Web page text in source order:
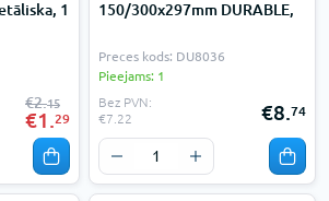
1
€2.15
€1.29
150/300x297mm DURABLE,
Preces kods: DU8036
Pieejams: 1
Bez PVN:
€7.22
€8.74